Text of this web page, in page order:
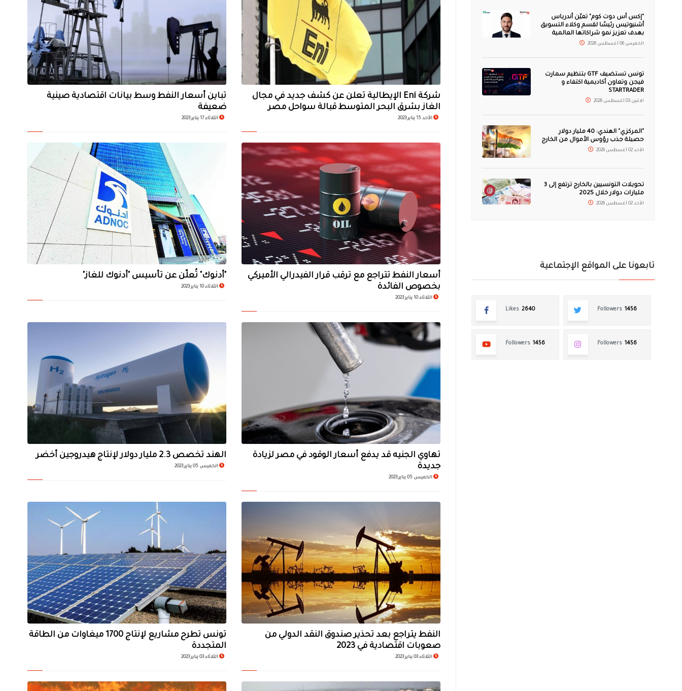
تباين أسعار النفط وسط بيانات اقتصادية صينية
ضعيفة
الثلاثاء 17 يناير 2023
شركة Eni الإيطالية تعلن عن كشف جديد في مجال
الغاز بشرق البحر المتوسط قبالة سواحل مصر
الأحد 15 يناير 2023
"أدنوك" تُعلّن عن تأسيس "أدنوك للغاز"
الثلاثاء 10 يناير 2023
أسعار النفط تتراجع مع ترقب قرار الفيدرالي الأميركي
بخصوص الفائدة
الثلاثاء 10 يناير 2023
الهند تخصص 2.3 مليار دولار لإنتاج هيدروجين أخضر
الخميس 05 يناير 2023
تهاوي الجنيه قد يدفع أسعار الوقود في مصر لزيادة
جديدة
الخميس 05 يناير 2023
تونس تطرح مشاريع لإنتاج 1700 ميغاوات من الطاقة
المتجددة
الثلاثاء 03 يناير 2023
النفط يتراجع بعد تحذير صندوق النقد الدولي من
صعوبات اقتصادية في 2023
الثلاثاء 03 يناير 2023
"إكس أس دوت كوم" تعيّن أندرياس
أشنيوتيس رئيسًا لقسم وكلاء التسويق
بهدف تعزيز نمو شراكاتها العالمية
الخميس 06 أغسطس 2026
تونس تستضيف GTF بتنظيم سمارت
فيجن وتعاون أكاديمية اكتفاء و
STARTRADER
الاثنين 03 أغسطس 2026
"المركزي" الهندي: 40 مليار دولار
حصيلة جذب رؤوس الأموال من الخارج
الأحد 02 أغسطس 2026
تحويلات التونسيين بالخارج ترتفع إلى 3
مليارات دولار خلال 2025
الأحد 02 أغسطس 2026
تابعونا على المواقع الإجتماعية
Likes 2640 Followers 1456
Followers 1456 Followers 1456